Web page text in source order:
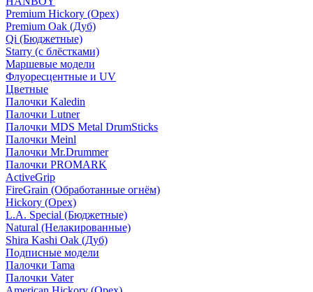
Premium Hickory (Орех)
Premium Oak (Дуб)
Qi (Бюджетные)
Starry (с блёстками)
Маршевые модели
Флуоресцентные и UV
Цветные
Палочки Kaledin
Палочки Lutner
Палочки MDS Metal DrumSticks
Палочки Meinl
Палочки Mr.Drummer
Палочки PROMARK
ActiveGrip
FireGrain (Обработанные огнём)
Hickory (Орех)
L.A. Special (Бюджетные)
Natural (Нелакированные)
Shira Kashi Oak (Дуб)
Подписные модели
Палочки Tama
Палочки Vater